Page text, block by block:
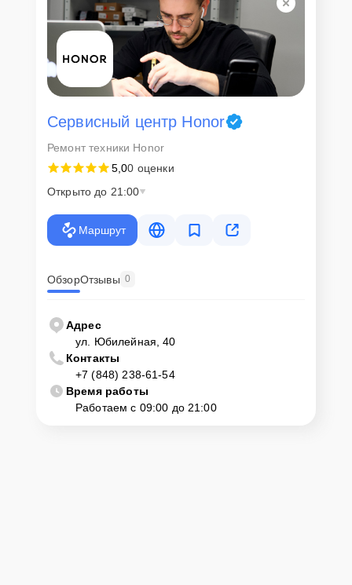
Сервисный центр Honor
Ремонт техники Honor
5,00 оценки
Открыто до 21:00
Маршрут
ОбзорОтзывы 0
Адрес
ул. Юбилейная, 40
Контакты
+7 (848) 238-61-54
Время работы
Работаем с 09:00 до 21:00